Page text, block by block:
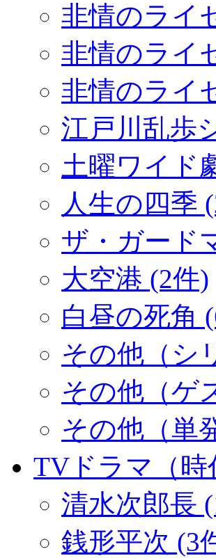
非情のライ
非情のライ
非情のライ
江戸川乱歩
土曜ワイド
人生の四季
ザ・ガード
大空港 (2件)
白昼の死角
その他（シ
その他（ゲ
その他（単
TVドラマ（時
清水次郎長
銭形平次 (3